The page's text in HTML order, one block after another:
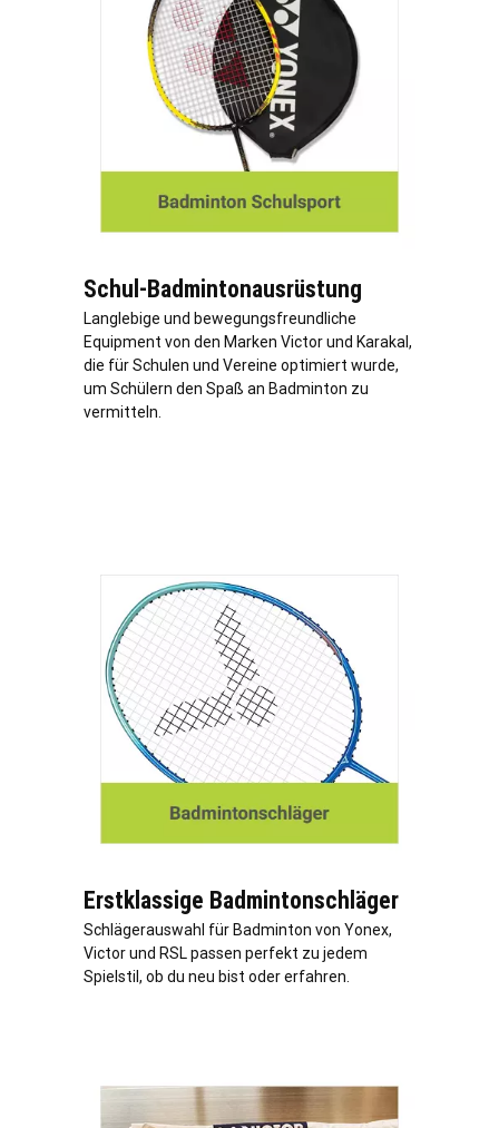
Schul-Badmintonausrüstung
Langlebige und bewegungsfreundliche
Equipment von den Marken Victor und Karakal,
die für Schulen und Vereine optimiert wurde,
um Schülern den Spaß an Badminton zu
vermitteln.
Erstklassige Badmintonschläger
Schlägerauswahl für Badminton von Yonex,
Victor und RSL passen perfekt zu jedem
Spielstil, ob du neu bist oder erfahren.